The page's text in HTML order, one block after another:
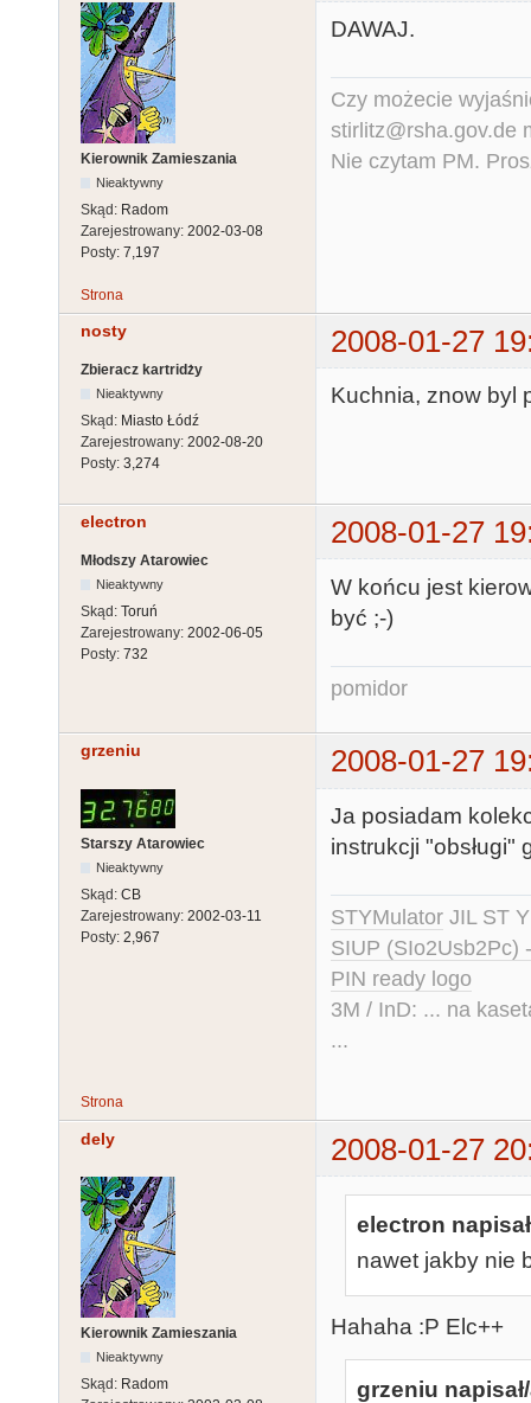
Kierownik Zamieszania
Nieaktywny
Skąd: Radom
Zarejestrowany: 2002-03-08
Posty: 7,197
DAWAJ.
Czy możecie
stirlitz@rsha.gov.de
Nie czytam PM.
Strona
nosty 2008-01-27
Zbieracz kartridży
Nieaktywny
Skąd: Miasto Łódź
Zarejestrowany: 2002-08-20
Posty: 3,274
Kuchnia, znow byl
electron 2008-01-27
Młodszy Atarowiec
Nieaktywny
Skąd: Toruń
Zarejestrowany: 2002-06-05
Posty: 732
W końcu jest
być ;-)
pomidor
grzeniu 2008-01-27
Starszy Atarowiec
Nieaktywny
Skąd: CB
Zarejestrowany: 2002-03-11
Posty: 2,967
Ja posiadam
instrukcji "obsługi"
STYMulator JIL ST
SIUP (SIo2Usb2Pc)
PIN ready logo
3M / InD: ... na
...
Strona
dely 2008-01-27
Kierownik Zamieszania
Nieaktywny
Skąd: Radom
electron
nawet jakby nie
Hahaha :P Elc++
grzeniu